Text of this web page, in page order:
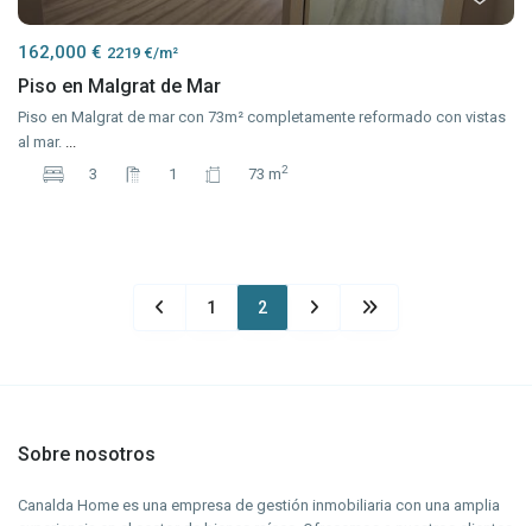
162,000 € 2219 €/m²
Piso en Malgrat de Mar
Piso en Malgrat de mar con 73m² completamente reformado con vistas
al mar. ...
3
1 73 m2
1 2
Sobre nosotros
Canalda Home es una empresa de gestión inmobiliaria con una amplia